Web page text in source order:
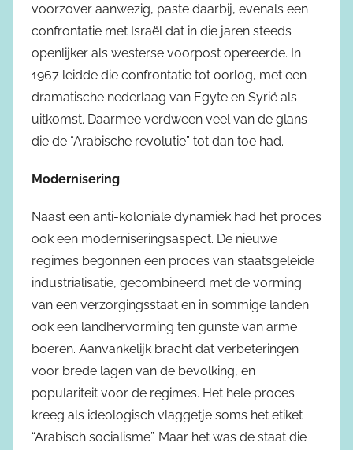
voorzover aanwezig, paste daarbij, evenals een
confrontatie met Israël dat in die jaren steeds
openlijker als westerse voorpost opereerde. In
1967 leidde die confrontatie tot oorlog, met een
dramatische nederlaag van Egyte en Syrië als
uitkomst. Daarmee verdween veel van de glans
die de “Arabische revolutie” tot dan toe had.
Modernisering
Naast een anti-koloniale dynamiek had het proces
ook een moderniseringsaspect. De nieuwe
regimes begonnen een proces van staatsgeleide
industrialisatie, gecombineerd met de vorming
van een verzorgingsstaat en in sommige landen
ook een landhervorming ten gunste van arme
boeren. Aanvankelijk bracht dat verbeteringen
voor brede lagen van de bevolking, en
populariteit voor de regimes. Het hele proces
kreeg als ideologisch vlaggetje soms het etiket
“Arabisch socialisme”. Maar het was de staat die